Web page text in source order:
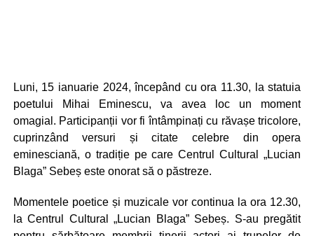
Luni, 15 ianuarie 2024, începând cu ora 11.30, la statuia
poetului Mihai Eminescu, va avea loc un moment
omagial. Participanții vor fi întâmpinați cu răvașe tricolore,
cuprinzând versuri și citate celebre din opera
eminesciană, o tradiție pe care Centrul Cultural „Lucian
Blaga” Sebeș este onorat să o păstreze.
Momentele poetice și muzicale vor continua la ora 12.30,
la Centrul Cultural „Lucian Blaga” Sebeș. S-au pregătit